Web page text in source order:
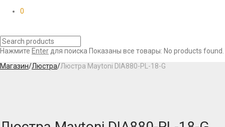
0
Нажмите Enter для поиска Показаны все товары: No products found.
Магазин/Люстра/Люстра Maytoni DIA880-PL-18-G